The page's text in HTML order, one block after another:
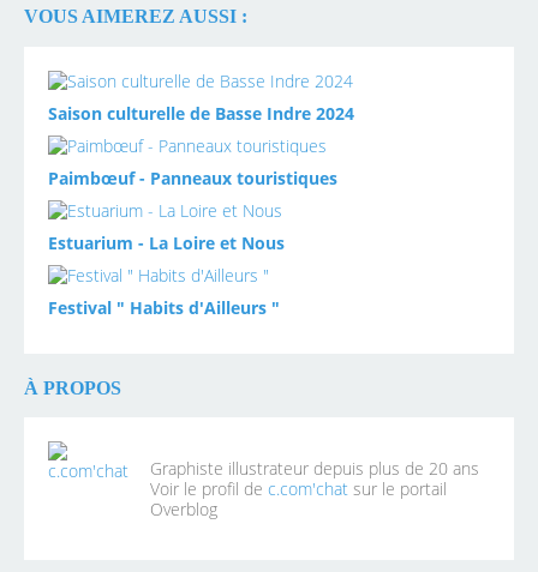
VOUS AIMEREZ AUSSI :
Saison culturelle de Basse Indre 2024
Paimbœuf - Panneaux touristiques
Estuarium - La Loire et Nous
Festival " Habits d'Ailleurs "
À PROPOS
Graphiste illustrateur depuis plus de 20 ans
Voir le profil de c.com'chat sur le portail
Overblog